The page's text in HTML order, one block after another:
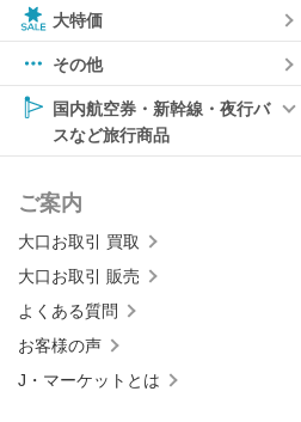
大特価
その他
国内航空券・新幹線・夜行バ
スなど旅行商品
ご案内
大口お取引 買取
大口お取引 販売
よくある質問
お客様の声
J・マーケットとは